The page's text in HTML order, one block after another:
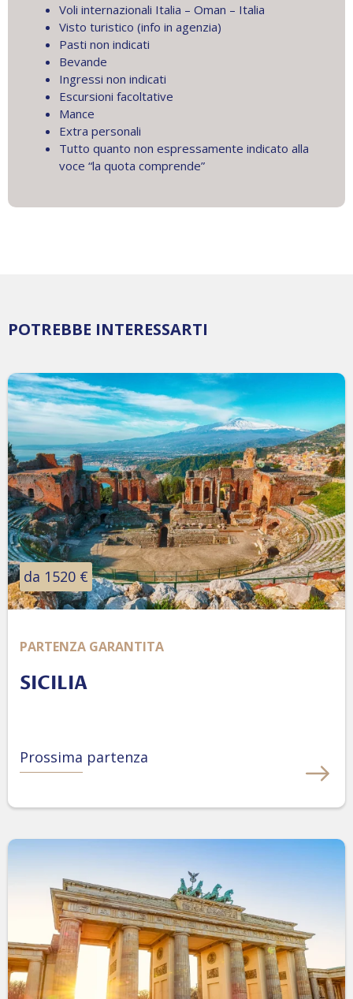
Voli internazionali Italia – Oman – Italia
Visto turistico (info in agenzia)
Pasti non indicati
Bevande
Ingressi non indicati
Escursioni facoltative
Mance
Extra personali
Tutto quanto non espressamente indicato alla
voce “la quota comprende”
POTREBBE INTERESSARTI
da 1520 €
PARTENZA GARANTITA
SICILIA
Prossima partenza